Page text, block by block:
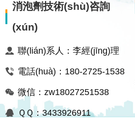
消泡劑技術(shù)咨詢
(xún)
聯(lián)系人：李經(jīng)理
電話(huà)：180-2725-1538
微信：zw18027251538
ＱＱ：3433926911